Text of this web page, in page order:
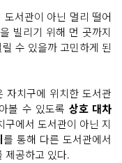
서관이 아닌 멀리 떨어
빌리기 위해 먼 곳까지
수 있을까 고민하게 된
자치구에 위치한 도서관
볼 수 있도록 상호 대차
에서 도서관이 아닌 지
를 통해 다른 도서관에서
제공하고 있다.